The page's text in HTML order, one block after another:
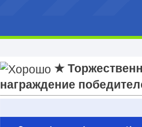
★
награждение